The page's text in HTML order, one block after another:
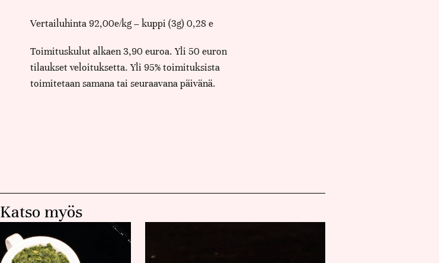
Vertailuhinta 92,00e/kg – kuppi (3g) 0,28 e
Toimituskulut alkaen 3,90 euroa. Yli 50 euron
tilaukset veloituksetta. Yli 95% toimituksista
toimitetaan samana tai seuraavana päivänä.
Katso myös